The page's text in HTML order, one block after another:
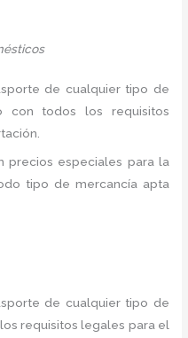
de cualquier tipo de
con todos los requisitos
precios especiales para la
tipo de mercancía apta
de cualquier tipo de
requisitos legales para el